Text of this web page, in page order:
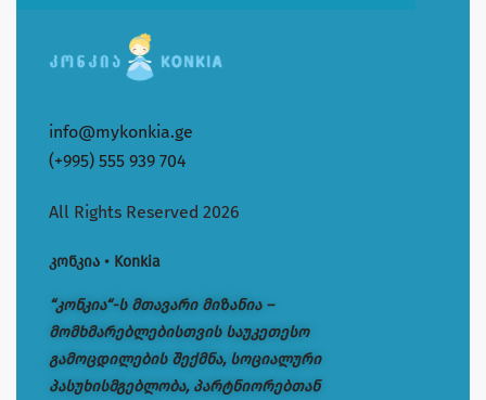
info@mykonkia.ge
(+995) 555 939 704
All Rights Reserved 2026
კონკია • Konkia
“კონკია“-ს მთავარი მიზანია –
მომხმარებლებისთვის საუკეთესო
გამოცდილების შექმნა, სოციალური
პასუხისმგებლობა, პარტნიორებთან